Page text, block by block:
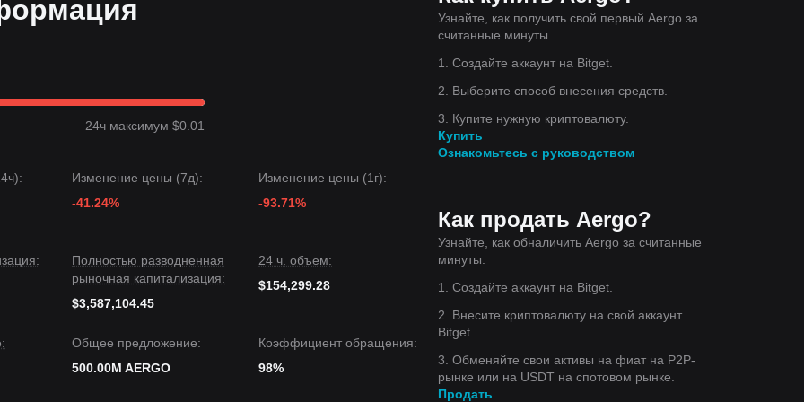
за трендом с первоначальной целевой ценой
ценовой структуры на протяжении
осторожно оптимистичные. Сейчас цена колеблется между
целевой ценой может стать
.
уровнем может быть
пока цена остается выше ключевой поддержки
бычий уклон.
24ч максимум $0.01
Изменение цены (7д):
-41.24%
Изменение цены (1г):
-93.71%
Полностью разводненная
рыночная капитализация:
$3,587,104.45
24 ч. объем:
$154,299.28
Общее предложение:
500.00M AERGO
Коэффициент обращения:
98%
Узнайте, как получить свой первый Aergo за
считанные минуты.
1. Создайте аккаунт на Bitget.
2. Выберите способ внесения средств.
3. Купите нужную криптовалюту.
Купить
Ознакомьтесь с руководством
Как продать Aergo?
Узнайте, как обналичить Aergo за считанные
минуты.
1. Создайте аккаунт на Bitget.
2. Внесите криптовалюту на свой аккаунт
Bitget.
3. Обменяйте свои активы на фиат на P2P-
рынке или на USDT на спотовом рынке.
Продать